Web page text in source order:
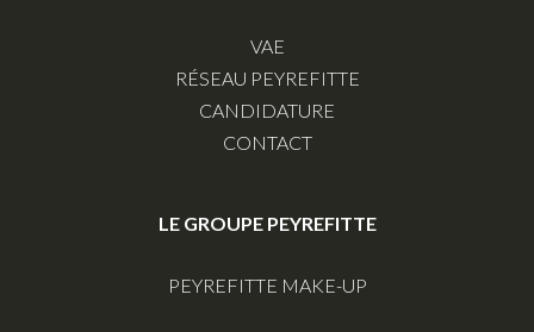
VAE
RÉSEAU PEYREFITTE
CANDIDATURE
CONTACT
LE GROUPE PEYREFITTE
PEYREFITTE MAKE-UP